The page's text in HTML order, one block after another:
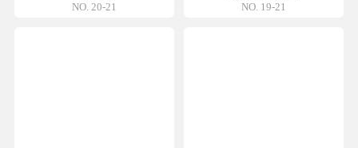
NO. 20-21
NO. 19-21